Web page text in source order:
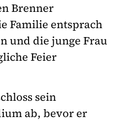
Brenner
Familie entsprach
und die junge Frau
Feier
sein
ab, bevor er